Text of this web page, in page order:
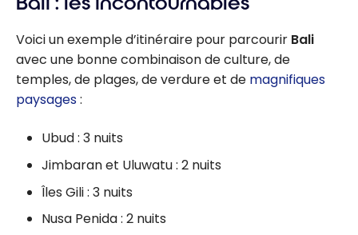
Voici un exemple d’itinéraire pour parcourir Bali
avec une bonne combinaison de culture, de
temples, de plages, de verdure et de magnifiques
paysages:
Ubud : 3 nuits
Jimbaran et Uluwatu : 2 nuits
Îles Gili : 3 nuits
Nusa Penida : 2 nuits